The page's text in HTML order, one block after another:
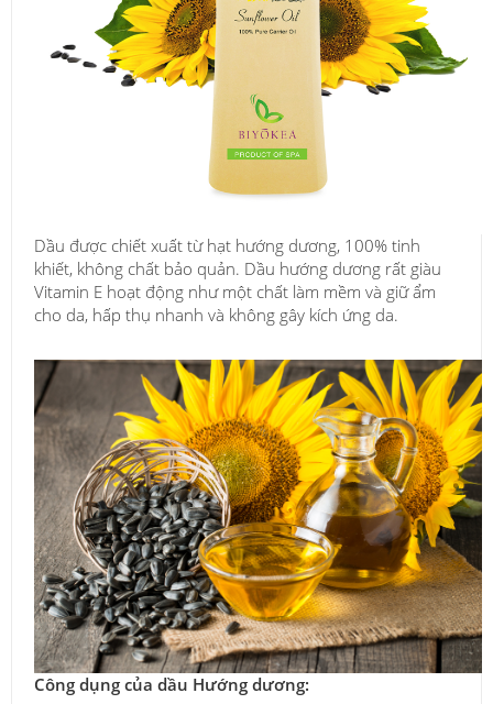
Dầu được chiết xuất từ hạt hướng dương, 100% tinh
khiết, không chất bảo quản. Dầu hướng dương rất giàu
Vitamin E hoạt động như một chất làm mềm và giữ ẩm
cho da, hấp thụ nhanh và không gây kích ứng da.
Công dụng của dầu Hướng dương: